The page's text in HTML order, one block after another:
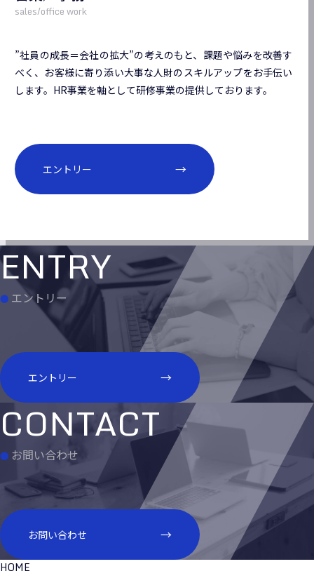
”社員の成長＝会社の拡大”の考えのもと、課題や悩みを改善す
べく、お客様に寄り添い大事な人財のスキルアップをお手伝い
します。HR事業を軸として研修事業の提供しております。
エントリー
エントリー
エントリー
お問い合わせ
お問い合わせ
HOME